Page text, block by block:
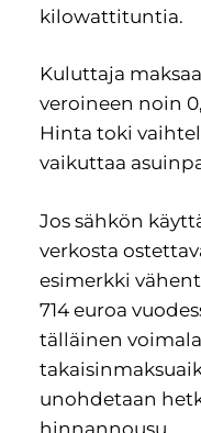
kilowattituntia.
Kuluttaja
veroineen noin
Hinta toki
vaikuttaa
Jos sähkön
verkosta
esimerkki
714 euroa
tälläinen
unohdetaan
hinnannousu.